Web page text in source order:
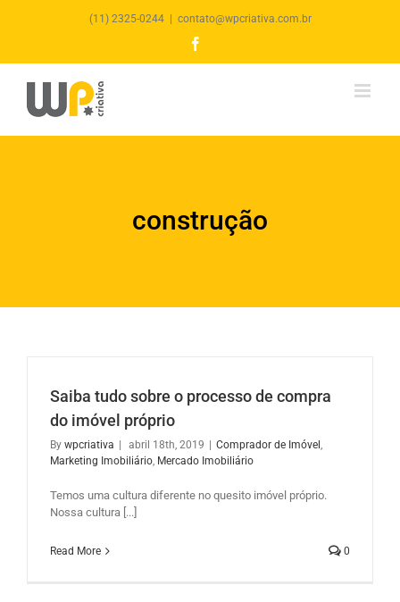
(11) 2325-0244 contato@wpcriativa.com.br
construção
Saiba tudo sobre o processo de compra
do imóvel próprio
By wpcriativa | abril 18th, 2019 | Comprador de Imóvel,
Marketing Imobiliário, Mercado Imobiliário
Temos uma cultura diferente no quesito imóvel próprio.
Nossa cultura [...]
Read More 0